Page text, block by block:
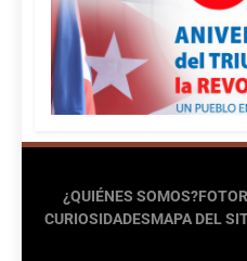
¿QUIÉNES SOMOS?
CURIOSIDADESMAPA DEL